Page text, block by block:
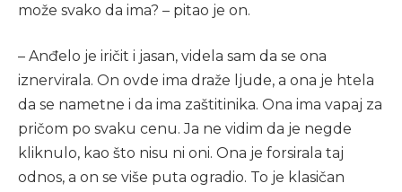
može svako da ima? – pitao je on.
– Anđelo je iričit i jasan, videla sam da se ona
iznervirala. On ovde ima draže ljude, a ona je htela
da se nametne i da ima zaštitinika. Ona ima vapaj za
pričom po svaku cenu. Ja ne vidim da je negde
kliknulo, kao što nisu ni oni. Ona je forsirala taj
odnos, a on se više puta ogradio. To je klasičan